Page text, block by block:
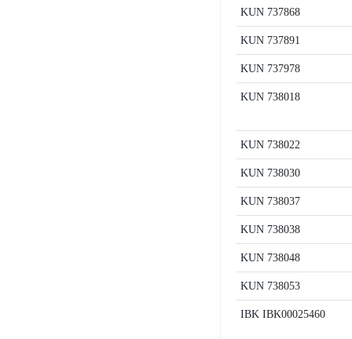
KUN 737868
KUN 737891
KUN 737978
KUN 738018
KUN 738022
KUN 738030
KUN 738037
KUN 738038
KUN 738048
KUN 738053
IBK IBK00025460